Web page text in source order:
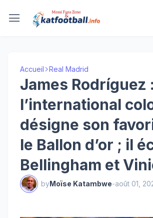
Accueil Real Madrid
James Rodríguez :
l’international
désigne son
le Ballon d’or ; il
Bellingham et
byMoïse Katambwe-août 01,